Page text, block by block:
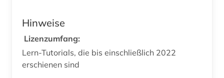
Hinweise
Lizenzumfang:
Lern-Tutorials, die bis einschließlich 2022
erschienen sind